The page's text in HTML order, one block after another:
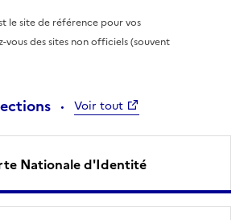
le site de référence pour vos
vous des sites non officiels (souvent
Voir tout
Nationale d'Identité